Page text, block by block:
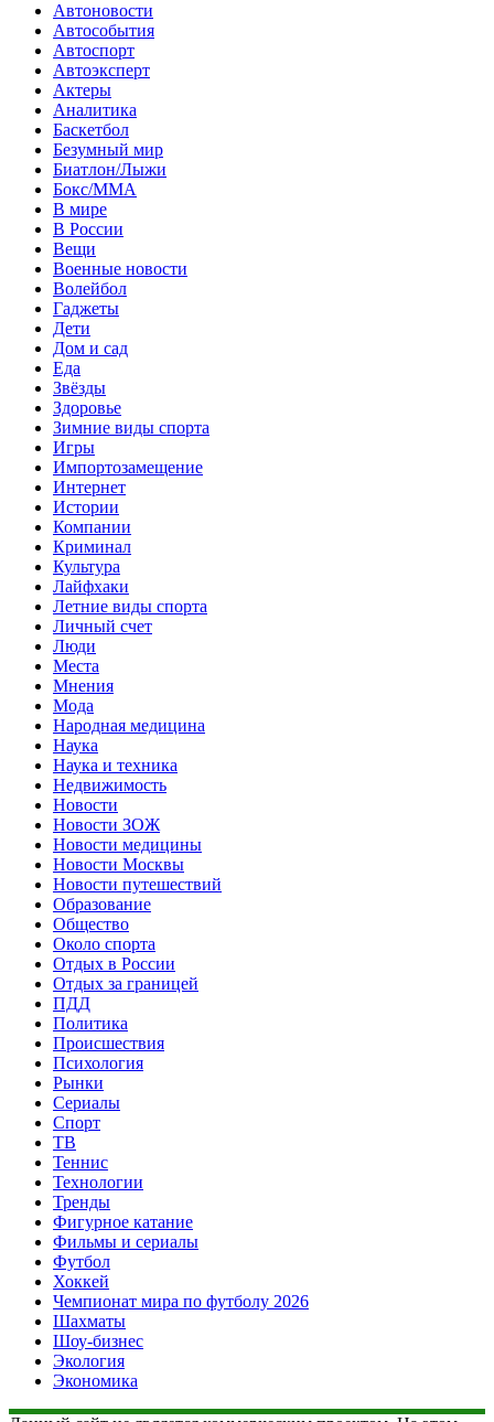
Автоновости
Автособытия
Автоспорт
Автоэксперт
Актеры
Аналитика
Баскетбол
Безумный мир
Биатлон/Лыжи
Бокс/MMA
В мире
В России
Вещи
Военные новости
Волейбол
Гаджеты
Дети
Дом и сад
Еда
Звёзды
Здоровье
Зимние виды спорта
Игры
Импортозамещение
Интернет
Истории
Компании
Криминал
Культура
Лайфхаки
Летние виды спорта
Личный счет
Люди
Места
Мнения
Мода
Народная медицина
Наука
Наука и техника
Недвижимость
Новости
Новости ЗОЖ
Новости медицины
Новости Москвы
Новости путешествий
Образование
Общество
Около спорта
Отдых в России
Отдых за границей
ПДД
Политика
Происшествия
Психология
Рынки
Сериалы
Спорт
ТВ
Теннис
Технологии
Тренды
Фигурное катание
Фильмы и сериалы
Футбол
Хоккей
Чемпионат мира по футболу 2026
Шахматы
Шоу-бизнес
Экология
Экономика